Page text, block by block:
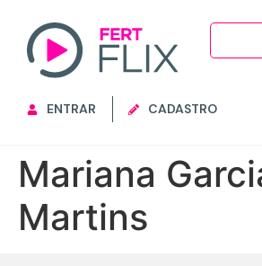
ENTRAR CADASTRO
Mariana
Martins